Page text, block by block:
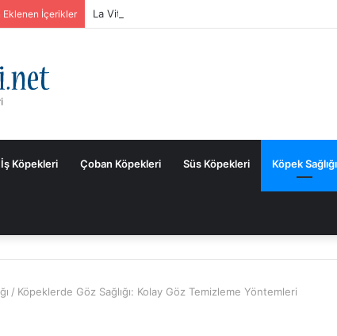
Eklenen İçerikler La Vital Köpek Maması: Sık Sorulan Sorular ve
İş Köpekleri Çoban Köpekleri Süs Köpekleri Köpek Sağlığı
/ Köpeklerde Göz Sağlığı: Kolay Göz Temizleme Yöntemleri